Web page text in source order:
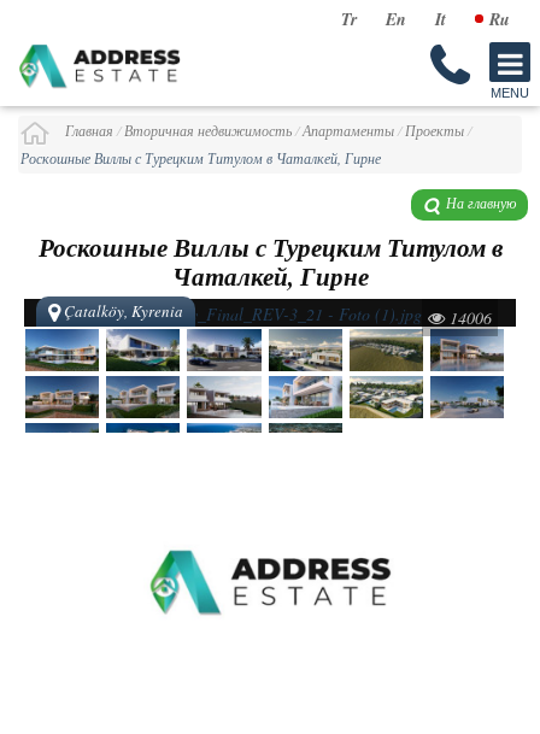
Tr En It Ru
Главная / Вторичная недвижимость/Апартаменты/ Проекты/
Роскошные Виллы с Турецким Титулом в Чаталкей, Гирне
На главную
Роскошные Виллы с Турецким Титулом в
Чаталкей, Гирне
14006
Çatalköy, Kyrenia